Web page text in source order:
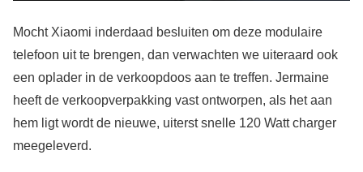
Mocht Xiaomi inderdaad besluiten om deze modulaire
telefoon uit te brengen, dan verwachten we uiteraard ook
een oplader in de verkoopdoos aan te treffen. Jermaine
heeft de verkoopverpakking vast ontworpen, als het aan
hem ligt wordt de nieuwe, uiterst snelle 120 Watt charger
meegeleverd.